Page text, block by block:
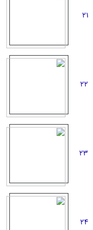
21
22
23
24